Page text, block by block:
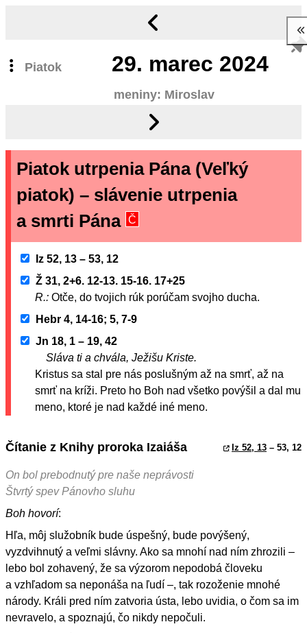
Piatok 29. marec 2024
meniny: Miroslav
Piatok utrpenia Pána (Veľký
piatok) – slávenie utrpenia
a smrti Pána Č
Iz 52, 13 – 53, 12
Ž 31, 2+6. 12-13. 15-16. 17+25
R.: Otče, do tvojich rúk porúčam svojho ducha.
Hebr 4, 14-16; 5, 7-9
Jn 18, 1 – 19, 42
Sláva ti a chvála, Ježišu Kriste.
Kristus sa stal pre nás poslušným až na smrť, až na
smrť na kríži. Preto ho Boh nad všetko povýšil a dal mu
meno, ktoré je nad každé iné meno.
Čítanie z Knihy proroka Izaiáša Iz 52, 13 – 53, 12
On bol prebodnutý pre naše neprávosti
Štvrtý spev Pánovho sluhu
Boh hovorí:
Hľa, môj služobník bude úspešný, bude povýšený,
vyzdvihnutý a veľmi slávny. Ako sa mnohí nad ním zhrozili –
lebo bol zohavený, že sa výzorom nepodobá človeku
a vzhľadom sa neponáša na ľudí –, tak rozoženie mnohé
národy. Králi pred ním zatvoria ústa, lebo uvidia, o čom sa im
nevravelo, a spoznajú, čo nikdy nepočuli.